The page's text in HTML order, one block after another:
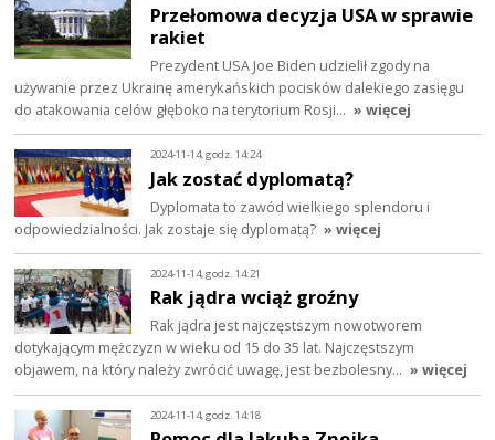
Przełomowa decyzja USA w sprawie
rakiet
Prezydent USA Joe Biden udzielił zgody na
używanie przez Ukrainę amerykańskich pocisków dalekiego zasięgu
do atakowania celów głęboko na terytorium Rosji… » więcej
2024-11-14, godz. 14:24
Jak zostać dyplomatą?
Dyplomata to zawód wielkiego splendoru i
odpowiedzialności. Jak zostaje się dyplomatą? » więcej
2024-11-14, godz. 14:21
Rak jądra wciąż groźny
Rak jądra jest najczęstszym nowotworem
dotykającym mężczyzn w wieku od 15 do 35 lat. Najczęstszym
objawem, na który należy zwrócić uwagę, jest bezbolesny… » więcej
2024-11-14, godz. 14:18